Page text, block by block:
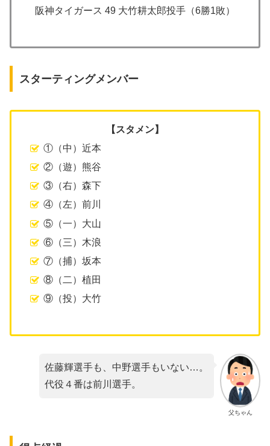
阪神タイガース 49 大竹耕太郎投手（6勝1敗）
スターティングメンバー
【スタメン】
①（中）近本
②（遊）熊谷
③（右）森下
④（左）前川
⑤（一）大山
⑥（三）木浪
⑦（捕）坂本
⑧（二）植田
⑨（投）大竹
父ちゃん
佐藤輝選手も、中野選手もいない…。
代役４番は前川選手。